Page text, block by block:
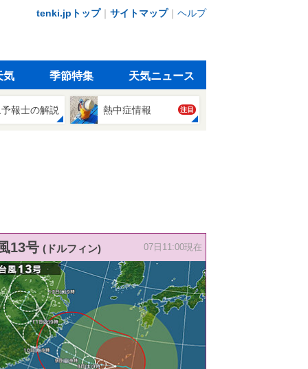
tenki.jpトップ｜ サイトマップ｜ ヘルプ
気 季節特集 天気ニュース
報士の解説 熱中症情報 注目
13号 (ドルフィン) 07日11:00現在